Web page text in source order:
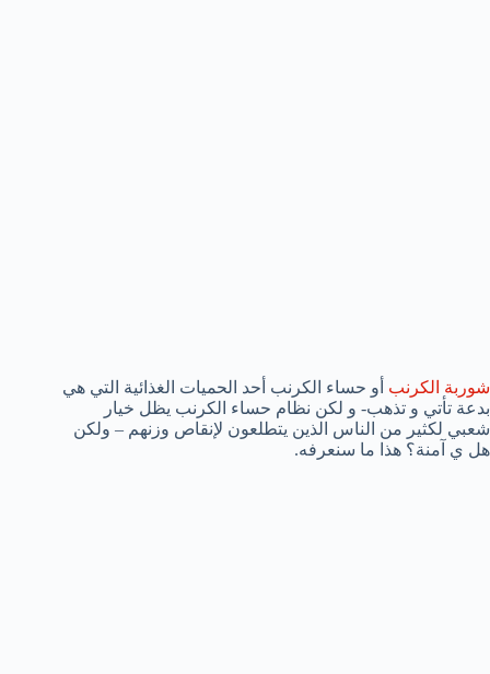
شوربة الكرنب أو حساء الكرنب أحد الحميات الغذائية التي هي
بدعة تأتي و تذهب- و لكن نظام حساء الكرنب يظل خيار
شعبي لكثير من الناس الذين يتطلعون لإنقاص وزنهم – ولكن
هل ي آمنة؟ هذا ما سنعرفه.